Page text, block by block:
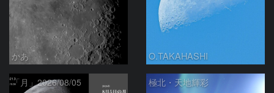
かあ O.TAKAHASHI
「月」2026/08/05 極北・天地輝彩